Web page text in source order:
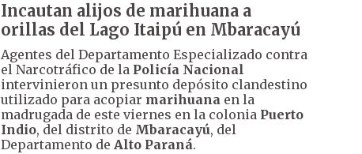
Incautan alijos de marihuana a
orillas del Lago Itaipú en Mbaracayú
Agentes del Departamento Especializado contra
el Narcotráfico de la Policía Nacional
intervinieron un presunto depósito clandestino
utilizado para acopiar marihuanaen la
madrugada de este viernes en la colonia Puerto
Indio, del distrito de Mbaracayú, del
Departamento de Alto Paraná.